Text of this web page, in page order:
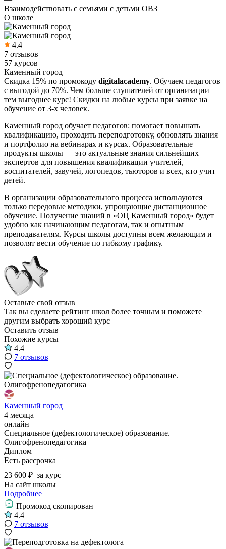
Взаимодействовать с семьями с детьми ОВЗ
О школе
4.4
7 отзывов
57 курсов
Каменный город
Скидка 15% по промокоду digitalacademy. Обучаем педагогов
с выгодой до 70%. Чем больше слушателей от организации —
тем выгоднее курс! Скидки на любые курсы при заявке на
обучение от 3-х человек.
Каменный город обучает педагогов: помогает повышать
квалификацию, проходить переподготовку, обновлять знания
и портфолио на вебинарах и курсах. Образовательные
продукты школы — это актуальные знания сильнейших
экспертов для повышения квалификации учителей,
воспитателей, завучей, логопедов, тьюторов и всех, кто учит
детей.
В организации образовательного процесса используются
только передовые методики, упрощающие дистанционное
обучение. Получение знаний в «ОЦ Каменный город» будет
удобно как начинающим педагогам, так и опытным
преподавателям. Курсы школы доступны всем желающим и
позволят вести обучение по гибкому графику.
Оставьте свой отзыв
Так вы сделаете рейтинг школ более точным и поможете
другим выбрать хороший курс
Оставить отзыв
Похожие курсы
4.4
7 отзывов
Каменный город
4 месяца
онлайн
Специальное (дефектологическое) образование.
Олигофренопедагогика
Диплом
Есть рассрочка
23 600 ₽ за курс
На сайт школы
Подробнее
Промокод скопирован
4.4
7 отзывов